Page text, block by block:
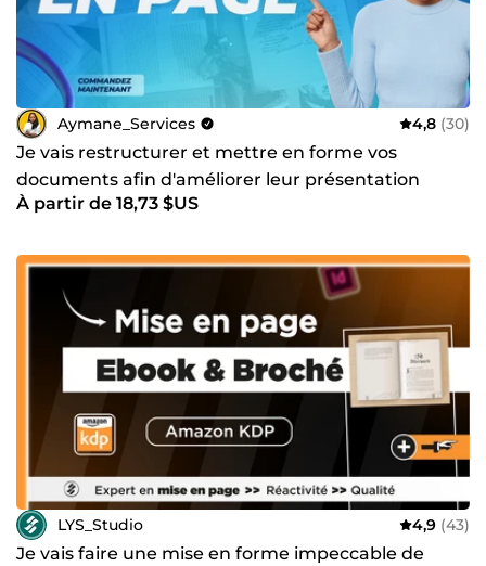
Aymane_Services 4,8 (30)
Je vais restructurer et mettre en forme vos
documents afin d'améliorer leur présentation
visuelle
À partir de 18,73 $US
LYS_Studio 4,9 (43)
Je vais faire une mise en forme impeccable de